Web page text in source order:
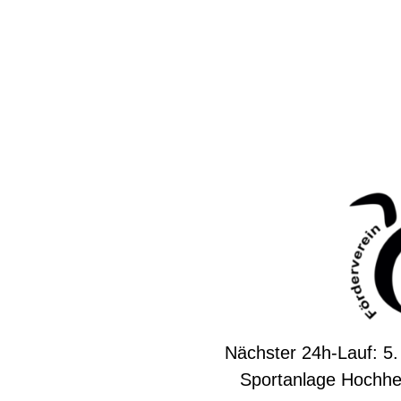
Nächster 24h-Lauf:
Sportanlage